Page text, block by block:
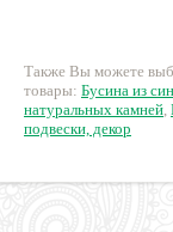
Также Вы можете
товары: Бусина из
натуральных камней,
подвески, декор